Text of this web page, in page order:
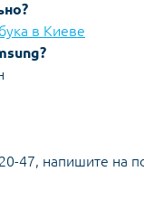
в Киеве
47, напишите на